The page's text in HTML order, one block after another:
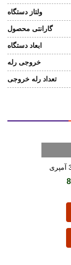
ولتاز دستگاه
گارانتی محصول
ابعاد دستگاه
خروجی رله
تعداد رله خروجی